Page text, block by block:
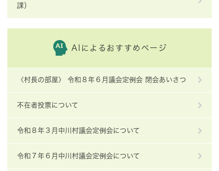
課）
AIによるおすすめページ
《村長の部屋》 令和８年６月議会定例会 閉会あいさつ
不在者投票について
令和８年３月中川村議会定例会について
令和７年６月中川村議会定例会について